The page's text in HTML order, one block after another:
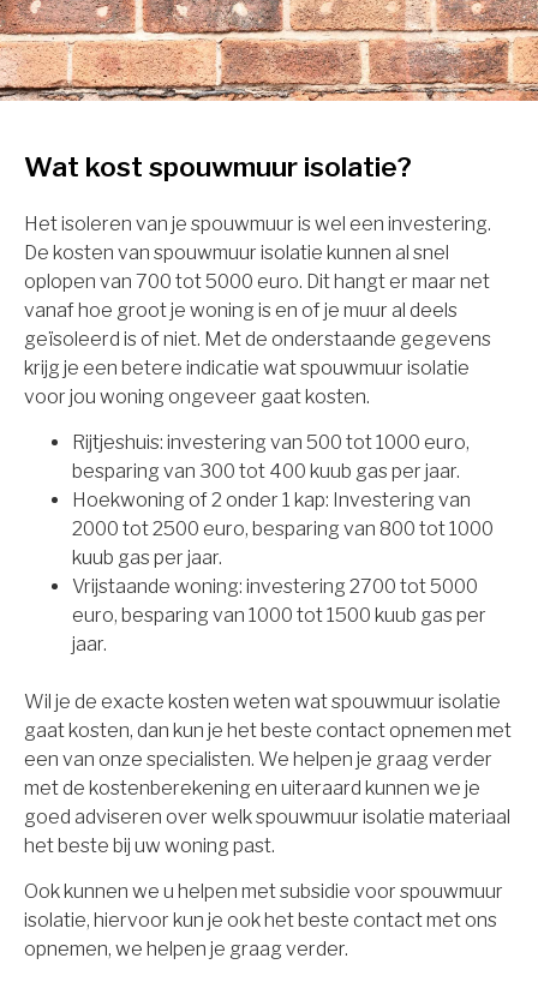
Wat kost spouwmuur isolatie?
Het isoleren van je spouwmuur is wel een investering.
De kosten van spouwmuur isolatie kunnen al snel
oplopen van 700 tot 5000 euro. Dit hangt er maar net
vanaf hoe groot je woning is en of je muur al deels
geïsoleerd is of niet. Met de onderstaande gegevens
krijg je een betere indicatie wat spouwmuur isolatie
voor jou woning ongeveer gaat kosten.
Rijtjeshuis: investering van 500 tot 1000 euro,
besparing van 300 tot 400 kuub gas per jaar.
Hoekwoning of 2 onder 1 kap: Investering van
2000 tot 2500 euro, besparing van 800 tot 1000
kuub gas per jaar.
Vrijstaande woning: investering 2700 tot 5000
euro, besparing van 1000 tot 1500 kuub gas per
jaar.
Wil je de exacte kosten weten wat spouwmuur isolatie
gaat kosten, dan kun je het beste contact opnemen met
een van onze specialisten. We helpen je graag verder
met de kostenberekening en uiteraard kunnen we je
goed adviseren over welk spouwmuur isolatie materiaal
het beste bij uw woning past.
Ook kunnen we u helpen met subsidie voor spouwmuur
isolatie, hiervoor kun je ook het beste contact met ons
opnemen, we helpen je graag verder.